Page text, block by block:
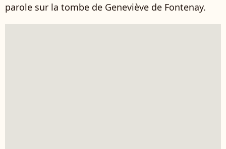
parole sur la tombe de Geneviève de Fontenay.